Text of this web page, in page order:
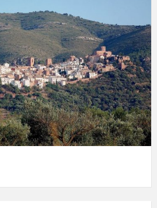
Amics de la vaca